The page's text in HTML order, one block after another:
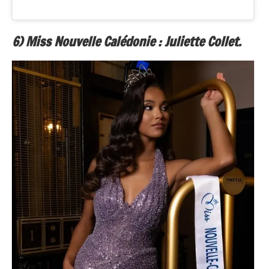
6) Miss Nouvelle Calédonie : Juliette Collet.